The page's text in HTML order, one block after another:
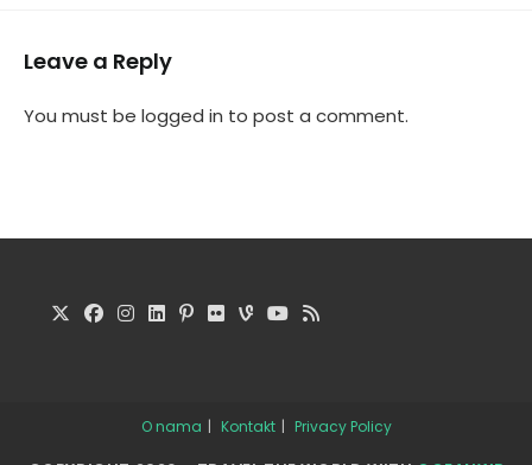
Leave a Reply
You must be logged in to post a comment.
O nama Kontakt Privacy Policy